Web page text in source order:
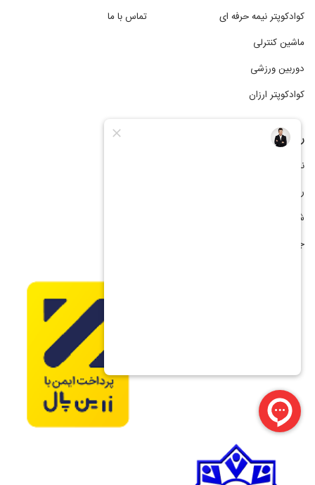
کوادکوپتر نیمه حرفه ای
ماشین کنترلی
دوربین ورزشی
کوادکوپتر ارزان
تماس با ما
راهنمای خرید از آریا آرسی
نحوه ثبت سفارش
رویه ارسال کالا
شیوه های پرداخت
جشنواره فروش اقساطی